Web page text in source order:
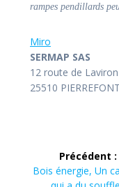
rampes pendillards
Miro
SERMAP SAS
12 route de Laviron
25510
Navigation
de
Précédent :
Article
précédent :
Bois énergie, Un